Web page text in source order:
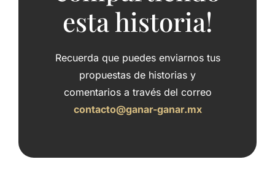
esta historia!
Recuerda que puedes enviarnos tus
propuestas de historias y
comentarios a través del correo
contacto@ganar-ganar.mx